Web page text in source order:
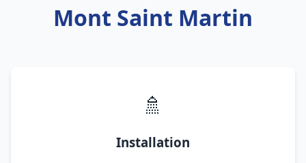
Mont Saint Martin
🚿
Installation